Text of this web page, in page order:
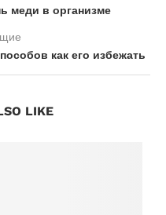
меди в организме
как его избежать
LIKE